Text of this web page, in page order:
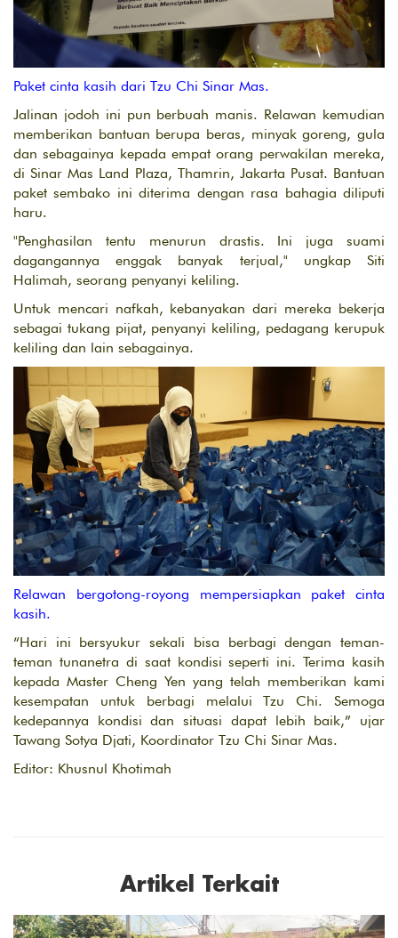
Paket cinta kasih dari Tzu Chi Sinar Mas.
Jalinan jodoh ini pun berbuah manis. Relawan kemudian
memberikan bantuan berupa beras, minyak goreng, gula
dan sebagainya kepada empat orang perwakilan mereka,
di Sinar Mas Land Plaza, Thamrin, Jakarta Pusat. Bantuan
paket sembako ini diterima dengan rasa bahagia diliputi
haru.
"Penghasilan tentu menurun drastis. Ini juga suami
dagangannya enggak banyak terjual," ungkap Siti
Halimah, seorang penyanyi keliling.
Untuk mencari nafkah, kebanyakan dari mereka bekerja
sebagai tukang pijat, penyanyi keliling, pedagang kerupuk
keliling dan lain sebagainya.
Relawan bergotong-royong mempersiapkan paket cinta
kasih.
“Hari ini bersyukur sekali bisa berbagi dengan teman-
teman tunanetra di saat kondisi seperti ini. Terima kasih
kepada Master Cheng Yen yang telah memberikan kami
kesempatan untuk berbagi melalui Tzu Chi. Semoga
kedepannya kondisi dan situasi dapat lebih baik,” ujar
Tawang Sotya Djati, Koordinator Tzu Chi Sinar Mas.
Editor: Khusnul Khotimah
Artikel Terkait